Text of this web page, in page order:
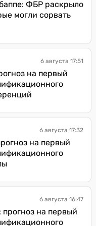
ФБР раскрыло
могли сорвать
6 августа 17:51
на первый
6 августа 17:32
на первый
6 августа 16:47
на первый